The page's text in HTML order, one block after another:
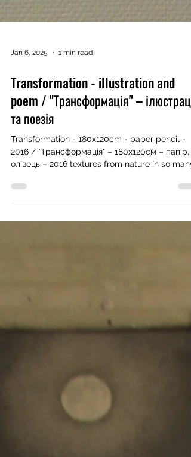
Jan 6, 2025 1 min read
Transformation - illustration and
poem / "Трансформація" – ілюстрація
та поезія
Transformation - 180x120cm - paper pencil -
олівець – 2016 textures from nature in so